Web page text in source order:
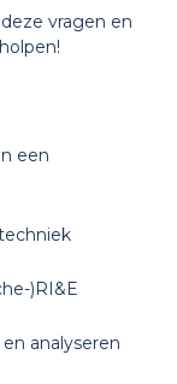
vragen en
een
)RI&E
analyseren